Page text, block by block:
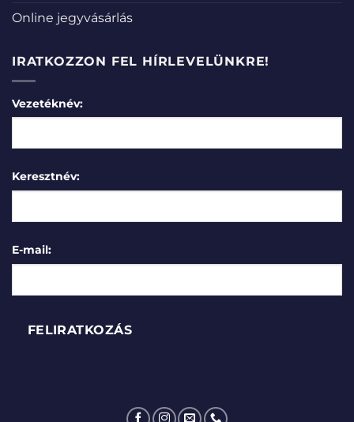
Online jegyvásárlás
IRATKOZZON FEL HÍRLEVELÜNKRE!
Vezetéknév:
Keresztnév:
E-mail: